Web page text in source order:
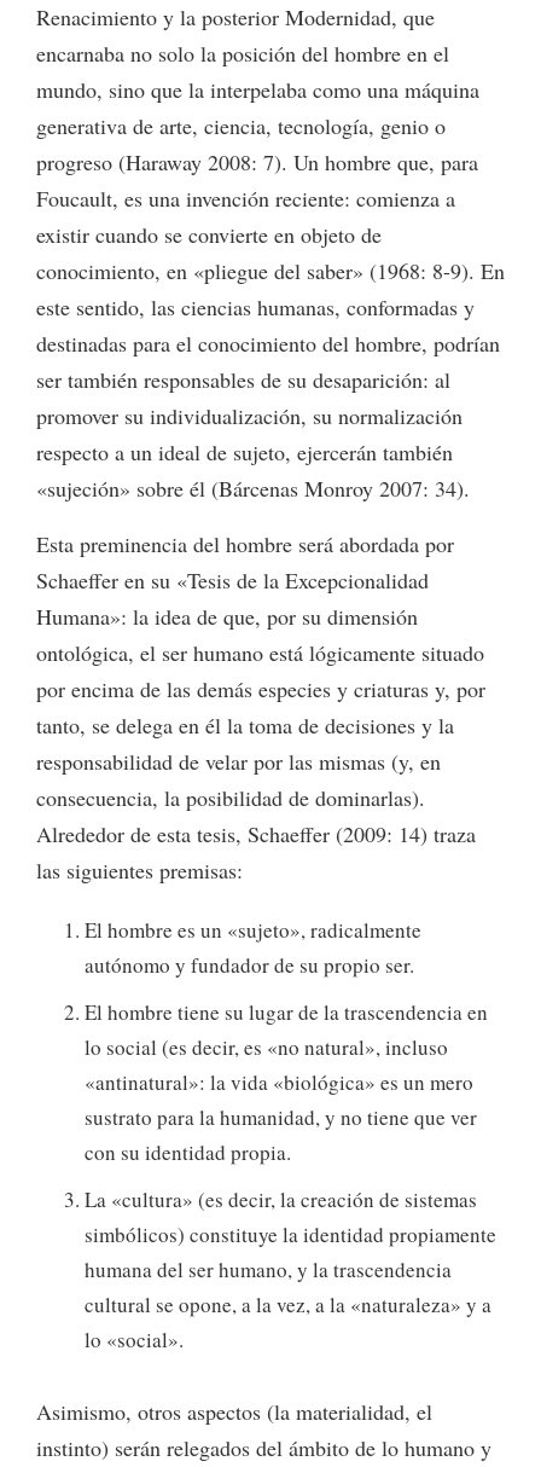
Renacimiento y la posterior Modernidad, que
encarnaba no solo la posición del hombre en el
mundo, sino que la interpelaba como una máquina
generativa de arte, ciencia, tecnología, genio o
progreso (Haraway 2008: 7). Un hombre que, para
Foucault, es una invención reciente: comienza a
existir cuando se convierte en objeto de
conocimiento, en «pliegue del saber» (1968: 8-9). En
este sentido, las ciencias humanas, conformadas y
destinadas para el conocimiento del hombre, podrían
ser también responsables de su desaparición: al
promover su individualización, su normalización
respecto a un ideal de sujeto, ejercerán también
«sujeción» sobre él (Bárcenas Monroy 2007: 34).
Esta preminencia del hombre será abordada por
Schaeffer en su «Tesis de la Excepcionalidad
Humana»: la idea de que, por su dimensión
ontológica, el ser humano está lógicamente situado
por encima de las demás especies y criaturas y, por
tanto, se delega en él la toma de decisiones y la
responsabilidad de velar por las mismas (y, en
consecuencia, la posibilidad de dominarlas).
Alrededor de esta tesis, Schaeffer (2009: 14) traza
las siguientes premisas:
El hombre es un «sujeto», radicalmente
autónomo y fundador de su propio ser.
El hombre tiene su lugar de la trascendencia en
lo social (es decir, es «no natural», incluso
«antinatural»: la vida «biológica» es un mero
sustrato para la humanidad, y no tiene que ver
con su identidad propia.
La «cultura» (es decir, la creación de sistemas
simbólicos) constituye la identidad propiamente
humana del ser humano, y la trascendencia
cultural se opone, a la vez, a la «naturaleza» y a
lo «social».
Asimismo, otros aspectos (la materialidad, el
instinto) serán relegados del ámbito de lo humano y